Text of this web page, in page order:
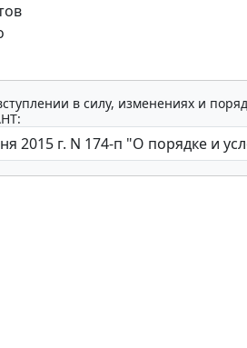
в силу, изменениях и